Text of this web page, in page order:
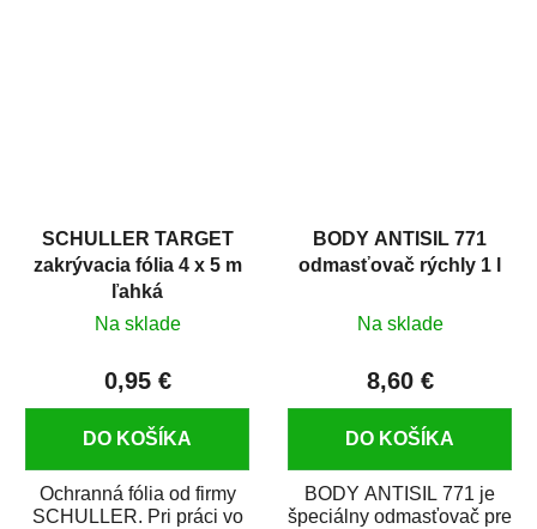
SCHULLER TARGET
zakrývacia fólia 4 x 5 m
ľahká
Na sklade
0,95 €
DO KOŠÍKA
Ochranná fólia od firmy
SCHULLER. Pri práci vo
BODY ANTISIL 771
odmasťovač rýchly 1 l
Na sklade
8,60 €
DO KOŠÍKA
BODY ANTISIL 771 je
špeciálny odmasťovač pre